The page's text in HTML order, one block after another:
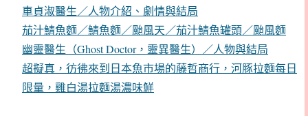
車貞淑醫生／人物介紹、劇情與結局
茄汁鯖魚麵／鯖魚麵／颱風天／茄汁鯖魚罐頭／颱風麵
幽靈醫生（Ghost Doctor，靈異醫生）／人物與結局
超擬真，彷彿來到日本魚市場的藤哲商行，河豚拉麵每日
限量，雞白湯拉麵湯濃味鮮